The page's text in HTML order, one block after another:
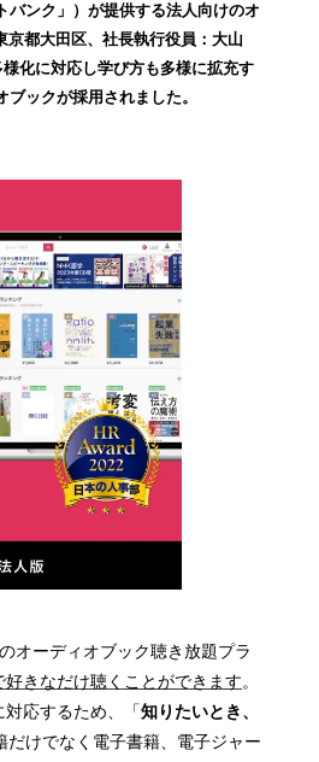
！
数
を
読
す
バンク」）が提供する法人向けのオ
都大田区、社長執行役員：大山
化に対応し学び方も多様に拡充す
ックが採用されました。
オーディオブック聴き放題プラ
きなだけ聴くことができます。
応するため、「 知りたいとき、
だけでなく電子書籍、電子ジャー